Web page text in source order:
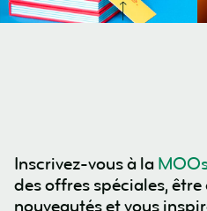
Inscrivez-vous à la
des offres spéciales,
nouveautés et vous